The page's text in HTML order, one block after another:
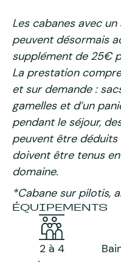
Les cabanes avec
peuvent désormais
supplément de 25€
La prestation
et sur demande :
gamelles et d’un
pendant le séjour,
peuvent être déduits
doivent être tenus
domaine.
*Cabane sur pilotis,
ÉQUIPEMENTS
2 à 4